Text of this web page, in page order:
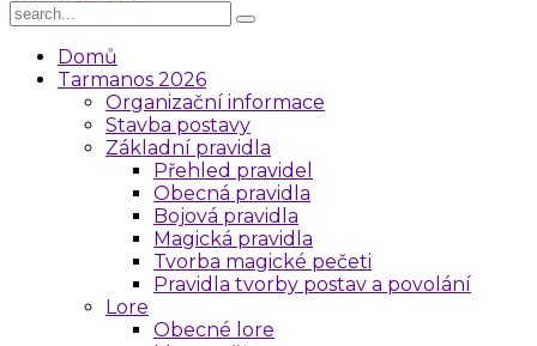
Domů
Tarmanos 2026
Organizační informace
Stavba postavy
Základní pravidla
Přehled pravidel
Obecná pravidla
Bojová pravidla
Magická pravidla
Tvorba magické pečeti
Pravidla tvorby postav a povolání
Lore
Obecné lore